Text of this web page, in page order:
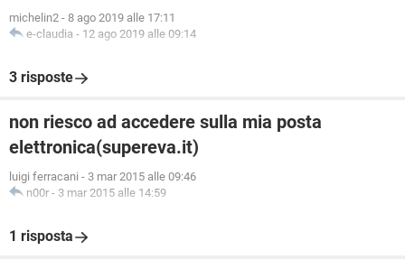
michelin2 - 8 ago 2019 alle 17:11
e-claudia - 12 ago 2019 alle 09:14
3 risposte
non riesco ad accedere sulla mia posta
elettronica(supereva.it)
luigi ferracani - 3 mar 2015 alle 09:46
n00r - 3 mar 2015 alle 14:59
1 risposta